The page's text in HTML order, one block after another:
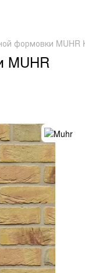
формовки MUHR
MUHR